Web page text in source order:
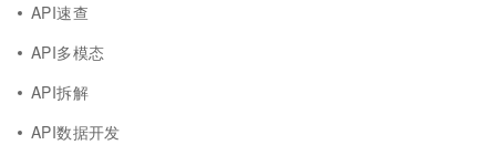
API速查
API多模态
API拆解
API数据开发